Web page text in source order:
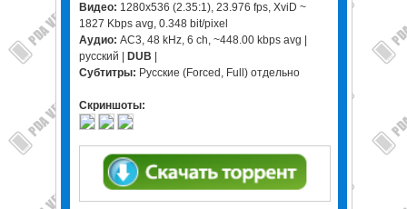
Видео: 1280x536 (2.35:1), 23.976 fps, XviD ~
1827 Kbps avg, 0.348 bit/pixel
Аудио: AC3, 48 kHz, 6 ch, ~448.00 kbps avg |
русский | DUB |
Субтитры: Русские (Forced, Full) отдельно
Скриншоты: